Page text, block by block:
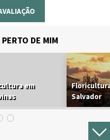
DE MIM
em
Salvador